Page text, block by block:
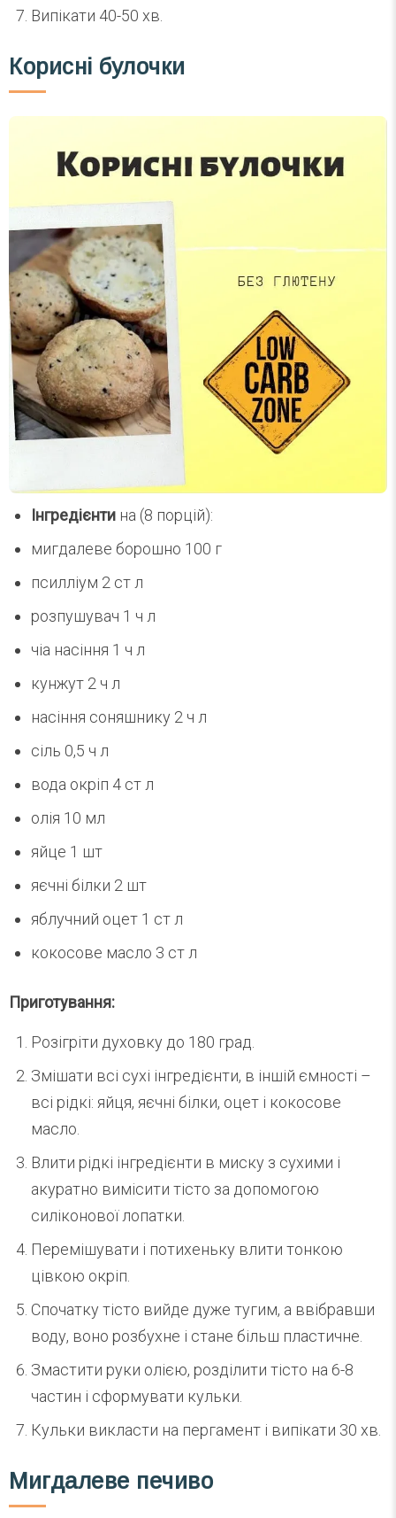
Випікати 40-50 хв.
Корисні булочки
Інгредієнти на (8 порцій):
мигдалеве борошно 100 г
псилліум 2 ст л
розпушувач 1 ч л
чіа насіння 1 ч л
кунжут 2 ч л
насіння соняшнику 2 ч л
сіль 0,5 ч л
вода окріп 4 ст л
олія 10 мл
яйце 1 шт
яєчні білки 2 шт
яблучний оцет 1 ст л
кокосове масло 3 ст л
Приготування:
Розігріти духовку до 180 град.
Змішати всі сухі інгредієнти, в іншій ємності –
всі рідкі: яйця, яєчні білки, оцет і кокосове
масло.
Влити рідкі інгредієнти в миску з сухими і
акуратно вимісити тісто за допомогою
силіконової лопатки.
Перемішувати і потихеньку влити тонкою
цівкою окріп.
Спочатку тісто вийде дуже тугим, а ввібравши
воду, воно розбухне і стане більш пластичне.
Змастити руки олією, розділити тісто на 6-8
частин і сформувати кульки.
Кульки викласти на пергамент і випікати 30 хв.
Мигдалеве печиво